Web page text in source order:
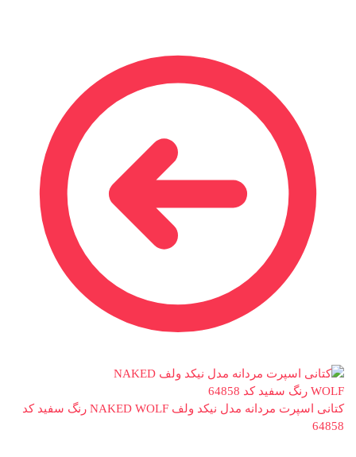
کتانی اسپرت مردانه مدل نیکد ولف NAKED WOLF رنگ سفید کد
64858